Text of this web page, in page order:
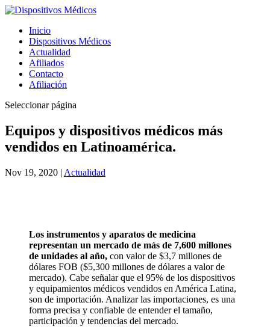
Inicio
Dispositivos Médicos
Actualidad
Afiliados
Contacto
Afiliación
Seleccionar página
Equipos y dispositivos médicos más
vendidos en Latinoamérica.
Nov 19, 2020 | Actualidad
Los instrumentos y aparatos de medicina
representan un mercado de más de 7,600 millones
de unidades al año, con valor de $3,7 millones de
dólares FOB ($5,300 millones de dólares a valor de
mercado). Cabe señalar que el 95% de los dispositivos
y equipamientos médicos vendidos en América Latina,
son de importación. Analizar las importaciones, es una
forma precisa y confiable de entender el tamaño,
participación y tendencias del mercado.